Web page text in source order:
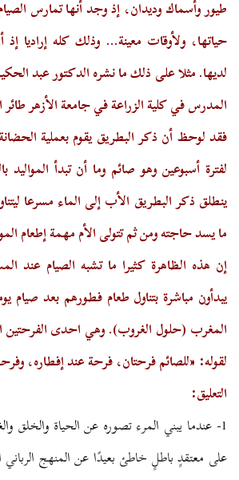
طيور وأسماك وديدان، إذ وجد أنها تمارس
حياتها، ولأوقات معينة... وذلك كله إراديا
لديها. مثلا على ذلك ما نشره الدكتور عبد
المدرس في كلية الزراعة في جامعة الأزهر
فقد لوحظ أن ذكر البطريق يقوم بعملية
لفترة أسبوعين وهو صائم وما أن تبدأ المواليد
ينطلق ذكر البطريق الأب إلى الماء مسرعا
ما يسد حاجته ومن ثم تتولى الأم مهمة إطعام
إن هذه الظاهرة كثيرا ما تشبه الصيام عند
يبدأون مباشرة بتناول طعام فطورهم بعد
المغرب (حلول الغروب). وهي احدى الفرحتين
لقوله: «للصائم فرحتان، فرحة عند إفطاره،
التعليق:
1- عندما يبني المرء تصوره عن الحياة والخلق
على معتقدٍ باطلٍ خاطئ بعيدًا عن المنهج